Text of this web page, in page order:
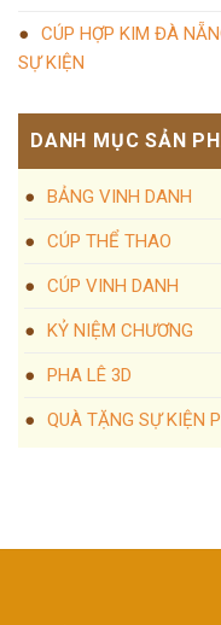
CÚP HỢP KIM ĐÀ
SỰ KIỆN
DANH MỤC SẢN
BẢNG VINH DANH
CÚP THỂ THAO
CÚP VINH DANH
KỶ NIỆM CHƯƠNG
PHA LÊ 3D
QUÀ TẶNG SỰ KIỆN